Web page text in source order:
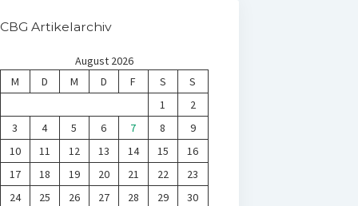
CBG Artikelarchiv
August 2026
M
D M D F S
S
1
2
3
4 5 6 7 8
9
10
11 12 13 14 15
16
17
18 19 20 21 22
23
24
25 26 27 28 29
30